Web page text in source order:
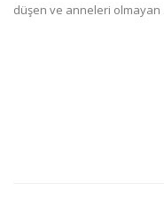
düşen ve anneleri olmayan